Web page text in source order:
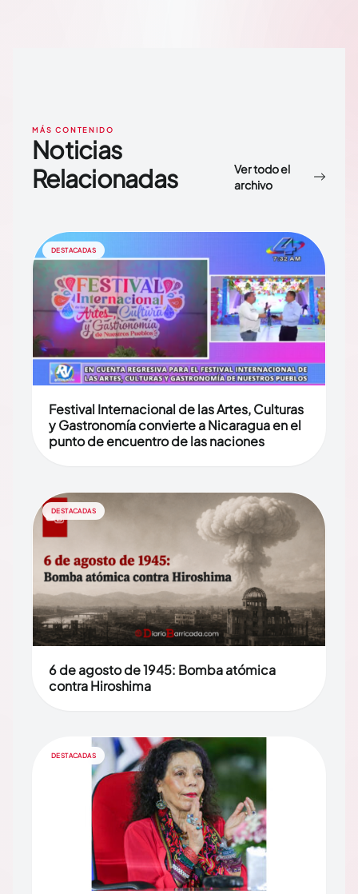
MÁS CONTENIDO
Noticias
Relacionadas
Ver todo el
archivo
DESTACADAS
Festival Internacional de las Artes, Culturas
y Gastronomía convierte a Nicaragua en el
punto de encuentro de las naciones
DESTACADAS
6 de agosto de 1945: Bomba atómica
contra Hiroshima
DESTACADAS